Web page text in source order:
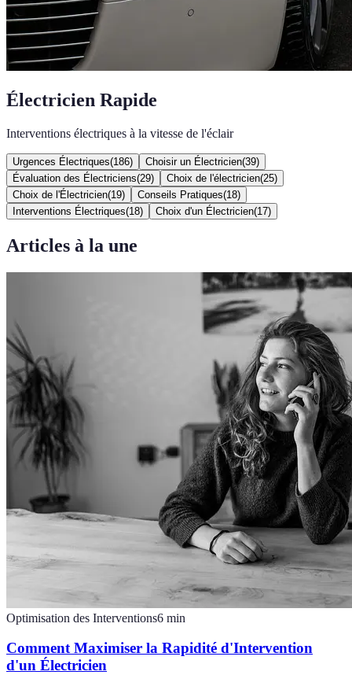
Électricien Rapide
Interventions électriques à la vitesse de l'éclair
Urgences Électriques(186) Choisir un Électricien(39)
Évaluation des Électriciens(29) Choix de l'électricien(25)
Choix de l'Électricien(19) Conseils Pratiques(18)
Interventions Électriques(18) Choix d'un Électricien(17)
Articles à la une
Optimisation des Interventions6 min
Comment Maximiser la Rapidité d'Intervention
d'un Électricien